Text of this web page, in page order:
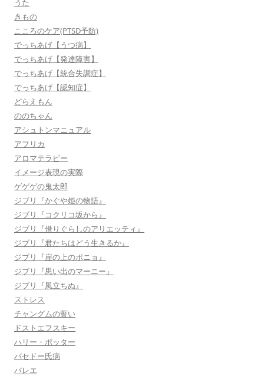
うた
きもの
こころのケア(PTSD予防)
でっちあげ【うつ病】
でっちあげ【発達障害】
でっちあげ【統合失調症】
でっちあげ【認知症】
どらえもん
ののちゃん
アシュトンマニュアル
アフリカ
アロマテラピー
イメージ表現の実際
ゲゲゲの鬼太郎
ジブリ『かぐや姫の物語』
ジブリ『コクリコ坂から』
ジブリ『借りぐらしのアリエッティ』
ジブリ『君たちはどう生きるか』
ジブリ『崖の上のポニョ』
ジブリ『思い出のマーニー』
ジブリ『風立ちぬ』
ストレス
チャングムの誓い
ドストエフスキー
ハリー・ポッター
バセドー氏病
バレエ